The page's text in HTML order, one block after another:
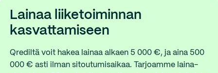
Lainaa liiketoiminnan
kasvattamiseen
Qrediltä voit hakea lainaa alkaen 5 000 €, ja aina 500
000 € asti ilman sitoutumisaikaa. Tarjoamme laina-